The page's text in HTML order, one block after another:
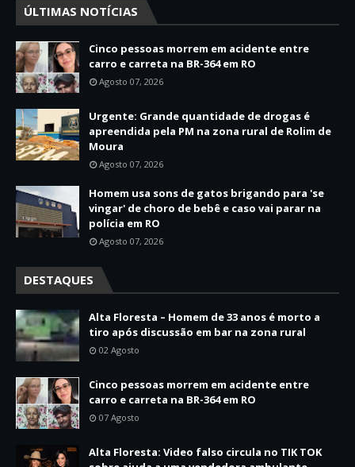
ÚLTIMAS NOTÍCIAS
Cinco pessoas morrem em acidente entre
carro e carreta na BR-364 em RO
Agosto 07, 2026
Urgente: Grande quantidade de drogas é
apreendida pela PM na zona rural de Rolim de
Moura
Agosto 07, 2026
Homem usa sons de gatos brigando para 'se
vingar' de choro de bebê e caso vai parar na
polícia em RO
Agosto 07, 2026
DESTAQUES
Alta Floresta – Homem de 33 anos é morto a
tiro após discussão em bar na zona rural
02 Agosto
Cinco pessoas morrem em acidente entre
carro e carreta na BR-364 em RO
07 Agosto
Alta Floresta: Video falso circula no TIK TOK